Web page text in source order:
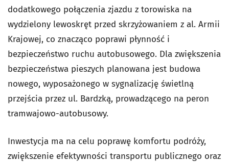
dodatkowego połączenia zjazdu z torowiska na
wydzielony lewoskręt przed skrzyżowaniem z al. Armii
Krajowej, co znacząco poprawi płynność i
bezpieczeństwo ruchu autobusowego. Dla zwiększenia
bezpieczeństwa pieszych planowana jest budowa
nowego, wyposażonego w sygnalizację świetlną
przejścia przez ul. Bardzką, prowadzącego na peron
tramwajowo-autobusowy.
Inwestycja ma na celu poprawę komfortu podróży,
zwiększenie efektywności transportu publicznego oraz